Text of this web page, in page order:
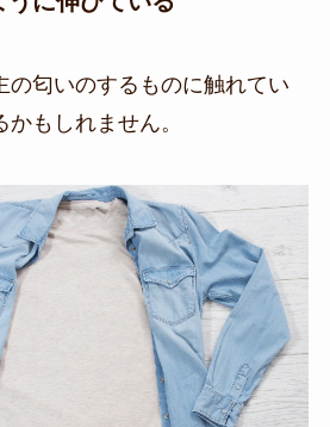
の匂いのするものに触れてい
もしれません。